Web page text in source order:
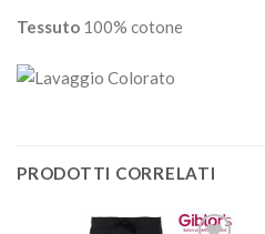
Tessuto 100% cotone
PRODOTTI CORRELATI